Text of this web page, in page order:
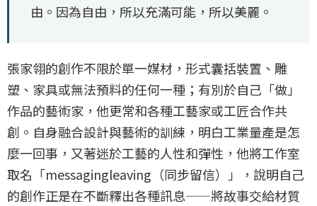
由。因為自由，所以充滿可能，所以美麗。
張家翎的創作不限於單一媒材，形式囊括裝置、雕
塑、家具或無法預料的任何一種；有別於自己「做」
作品的藝術家，他更常和各種工藝家或工匠合作共
創。自身融合設計與藝術的訓練，明白工業量產是怎
麼一回事，又著迷於工藝的人性和彈性，他將工作室
取名「messagingleaving（同步留信）」，說明自己
的創作正是在不斷釋出各種訊息——將故事交給材質